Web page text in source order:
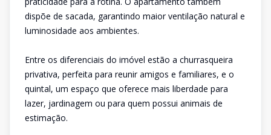
dispõe de sacada, garantindo maior ventilação natural e
luminosidade aos ambientes.
Entre os diferenciais do imóvel estão a churrasqueira
privativa, perfeita para reunir amigos e familiares, e o
quintal, um espaço que oferece mais liberdade para
lazer, jardinagem ou para quem possui animais de
estimação.